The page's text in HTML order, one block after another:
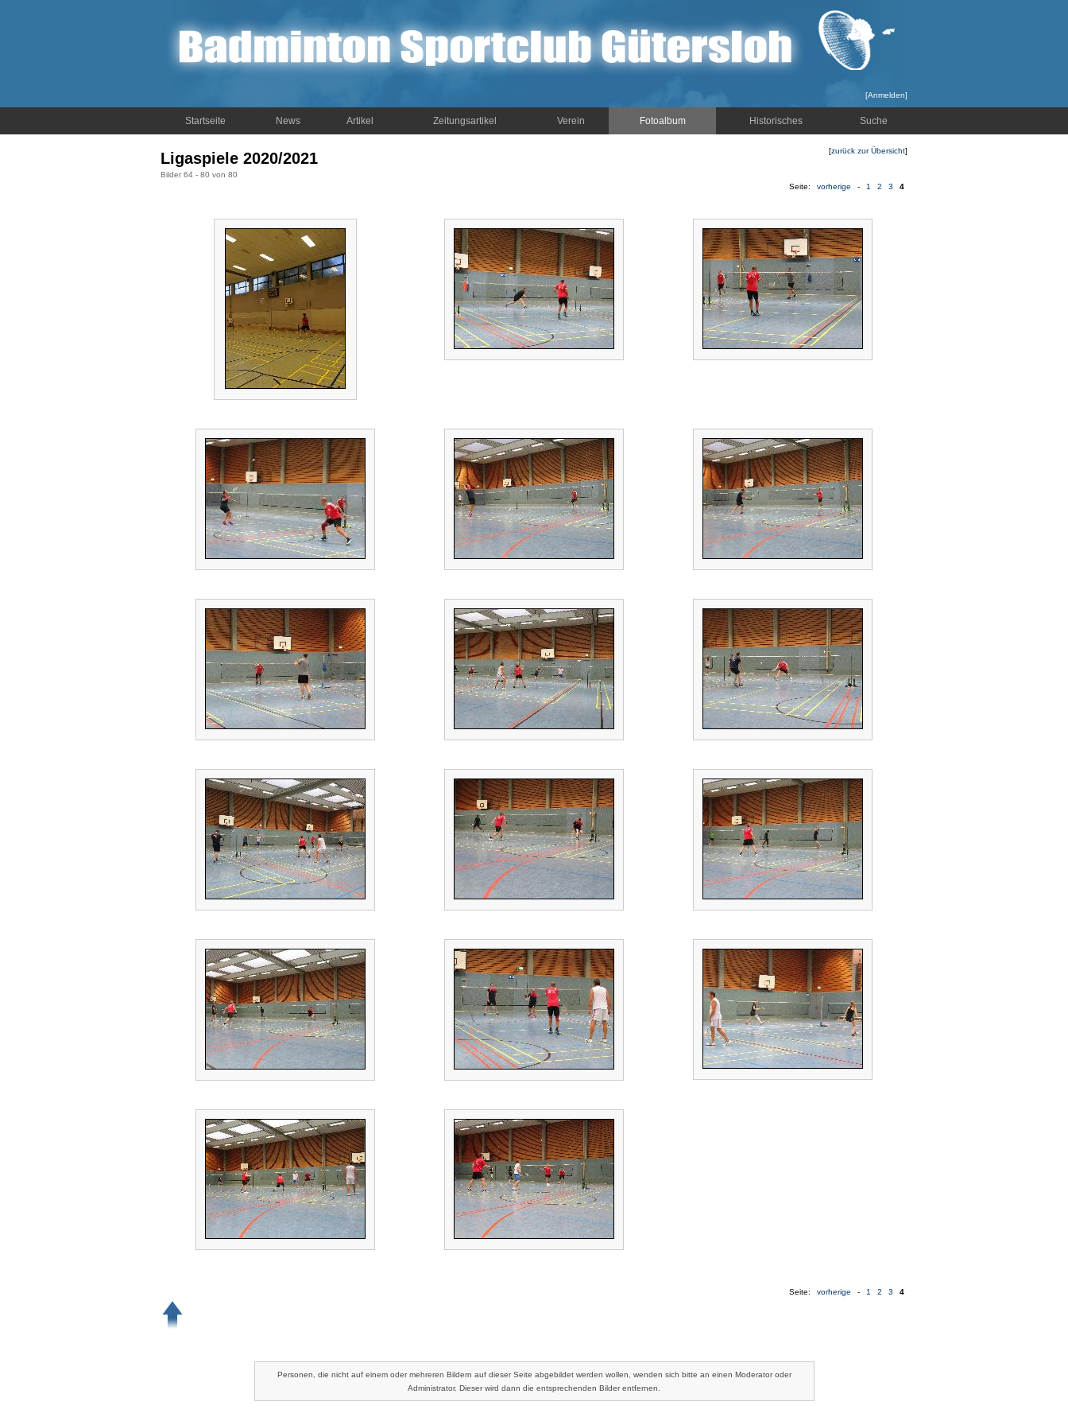
[Anmelden]
Startseite News Artikel Zeitungsartikel Verein Fotoalbum Historisches Suche
Ligaspiele 2020/2021 [zurück zur Übersicht]
Bilder 64 - 80 von 80
Seite:
vorherige - 1 2 3 4
Seite: vorherige - 1 2 3 4
Personen, die nicht auf einem oder mehreren Bildern auf dieser Seite abgebildet werden wollen, wenden sich bitte an einen Moderator oder
Administrator. Dieser wird dann die entsprechenden Bilder entfernen.